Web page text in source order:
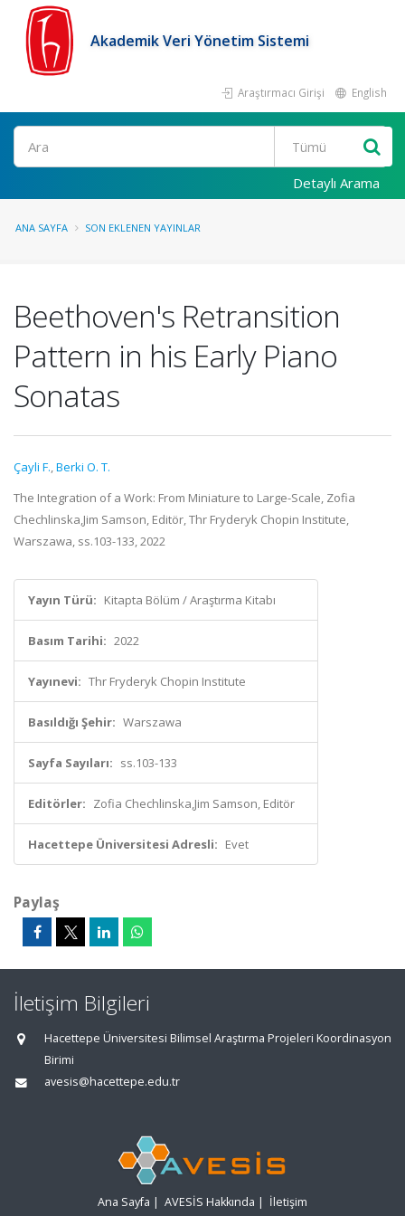
Akademik Veri Yönetim Sistemi
Araştırmacı Girişi English
Ara
Detaylı Arama
ANA SAYFA SON EKLENEN YAYINLAR
Beethoven's Retransition
Pattern in his Early Piano
Sonatas
Çayli F.,Berki O. T.
The Integration of a Work: From Miniature to Large-Scale, Zofia
Chechlinska,Jim Samson, Editör, Thr Fryderyk Chopin Institute,
Warszawa, ss.103-133, 2022
Yayın Türü: Kitapta Bölüm / Araştırma Kitabı
Basım Tarihi: 2022
Yayınevi: Thr Fryderyk Chopin Institute
Basıldığı Şehir: Warszawa
Sayfa Sayıları: ss.103-133
Editörler: Zofia Chechlinska,Jim Samson, Editör
Hacettepe Üniversitesi Adresli: Evet
Paylaş
İletişim Bilgileri
Hacettepe Üniversitesi Bilimsel Araştırma Projeleri Koordinasyon
Birimi
avesis@hacettepe.edu.tr
Ana Sayfa | AVESİS Hakkında | İletişim